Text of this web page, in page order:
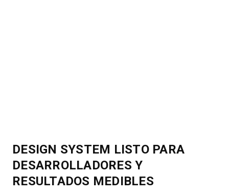
DESIGN SYSTEM LISTO PARA
DESARROLLADORES Y
RESULTADOS MEDIBLES